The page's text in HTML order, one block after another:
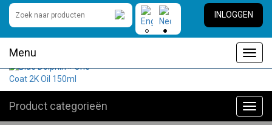
INLOGGEN
Menu
Product categorieën